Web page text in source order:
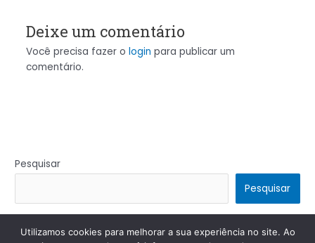
Deixe um comentário
Você precisa fazer o login para publicar um
comentário.
Pesquisar
Pesquisar
Copyright © 2026 | Powered by Tema Astra para WordPress
Utilizamos cookies para melhorar a sua experiência no site. Ao